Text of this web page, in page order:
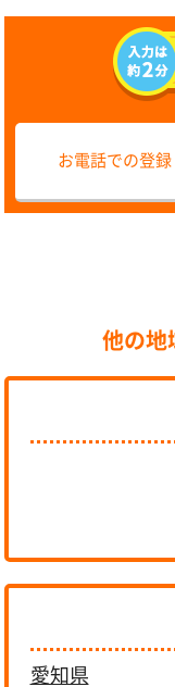
お電話での登録
他の地
愛知県